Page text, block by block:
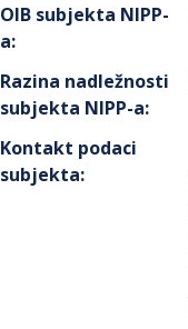
OIB subjekta NIPP-
a:
Razina nadležnosti
subjekta NIPP-a:
Kontakt podaci
subjekta: